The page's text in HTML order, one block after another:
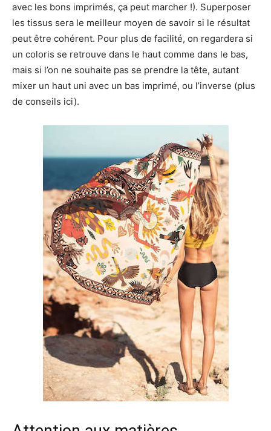
avec les bons imprimés, ça peut marcher !). Superposer
les tissus sera le meilleur moyen de savoir si le résultat
peut être cohérent. Pour plus de facilité, on regardera si
un coloris se retrouve dans le haut comme dans le bas,
mais si l’on ne souhaite pas se prendre la tête, autant
mixer un haut uni avec un bas imprimé, ou l’inverse (plus
de conseils ici).